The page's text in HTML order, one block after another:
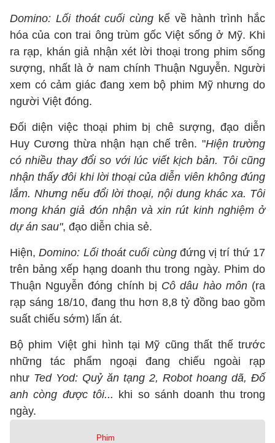
Domino: Lối thoát cuối cùng kể về hành trình hắc
hóa của con trai ông trùm gốc Việt sống ở Mỹ. Khi
ra rạp, khán giả nhận xét lời thoại trong phim sống
sượng, nhất là ở nam chính Thuận Nguyễn. Người
xem có cảm giác đang xem bộ phim Mỹ nhưng do
người Việt đóng.
Đối diện việc thoại phim bị chê sượng, đạo diễn
Huy Cương thừa nhận hạn chế trên. "Hiện trường
có nhiều thay đổi so với lúc viết kịch bản. Tôi cũng
nhận thấy đôi khi lời thoại của diễn viên không đúng
lắm. Nhưng nếu đổi lời thoại, nội dung khác xa. Tôi
mong khán giả đón nhận và xin rút kinh nghiệm ở
dự án sau", đạo diễn chia sẻ.
Hiện, Domino: Lối thoát cuối cùngđứng vị trí thứ 17
trên bảng xếp hạng doanh thu trong ngày. Phim do
Thuận Nguyễn đóng chính bị Cô dâu hào môn(ra
rạp sáng 18/10, đang thu hơn 8,8 tỷ đồng bao gồm
suất chiếu sớm) lấn át.
Bộ phim Việt ghi hình tại Mỹ cũng thất thế trước
những tác phẩm ngoại đang chiếu ngoài rạp
như Ted Yod: Quỷ ăn tạng 2, Robot hoang dã, Đố
anh còng được tôi... khi so sánh doanh thu trong
ngày.
Phim